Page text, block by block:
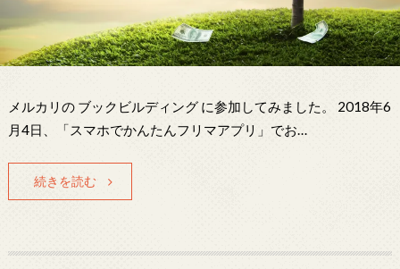
メルカリの ブックビルディング に参加してみました。 2018年6
月4日、「スマホでかんたんフリマアプリ」でお…
続きを読む